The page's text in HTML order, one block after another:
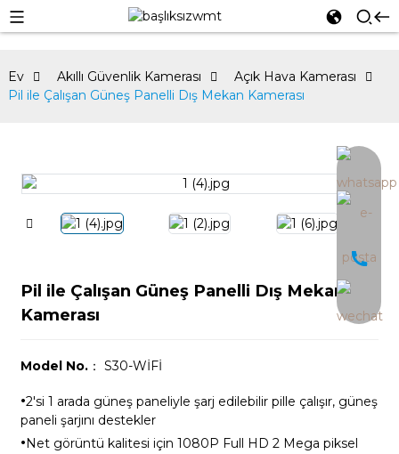
Ev Akıllı Güvenlik Kamerası
Açık Hava Kamerası
Pil ile Çalışan Güneş Panelli Dış Mekan Kamerası
Pil ile Çalışan Güneş Panelli Dış Mekan
Kamerası
Model No.： S30-WİFİ
·2'si 1 arada güneş paneliyle şarj edilebilir pille çalışır, güneş
paneli şarjını destekler
·Net görüntü kalitesi için 1080P Full HD 2 Mega piksel